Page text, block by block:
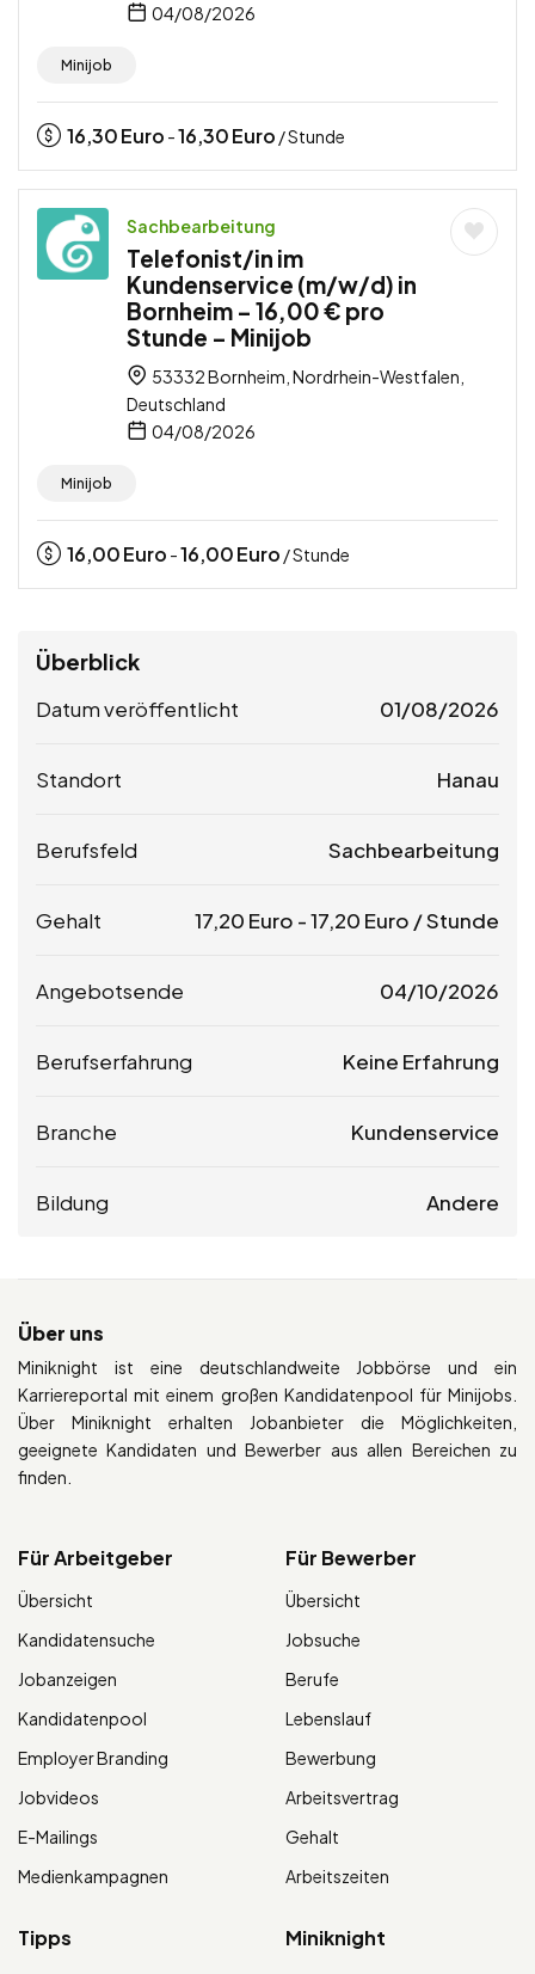
04/08/2026
Minijob
16,30Euro -16,30Euro / Stunde
Sachbearbeitung
Telefonist/in im
Kundenservice (m/w/d) in
Bornheim – 16,00 € pro
Stunde – Minijob
53332 Bornheim, Nordrhein-Westfalen,
Deutschland
04/08/2026
Minijob
16,00Euro -16,00Euro / Stunde
Überblick
Datum veröffentlicht 01/08/2026
Standort Hanau
Berufsfeld Sachbearbeitung
Gehalt 17,20 Euro -17,20 Euro / Stunde
Angebotsende 04/10/2026
Berufserfahrung Keine Erfahrung
Branche Kundenservice
Bildung Andere
Über uns
Miniknight ist eine deutschlandweite Jobbörse und ein
Karriereportal mit einem großen Kandidatenpool für Minijobs.
Über Miniknight erhalten Jobanbieter die Möglichkeiten,
geeignete Kandidaten und Bewerber aus allen Bereichen zu
finden.
Für Arbeitgeber
Übersicht
Kandidatensuche
Jobanzeigen
Kandidatenpool
Employer Branding
Jobvideos
E-Mailings
Medienkampagnen
Für Bewerber
Übersicht
Jobsuche
Berufe
Lebenslauf
Bewerbung
Arbeitsvertrag
Gehalt
Arbeitszeiten
Tipps Miniknight